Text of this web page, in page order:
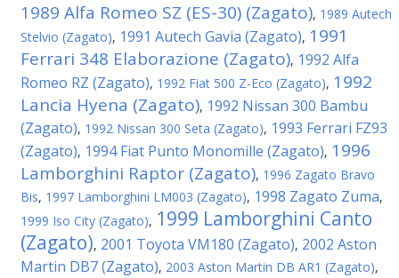
1989 Alfa Romeo SZ (ES-30) (Zagato), 1989 Autech
Stelvio (Zagato), 1991 Autech Gavia (Zagato), 1991
Ferrari 348 Elaborazione (Zagato), 1992 Alfa
Romeo RZ (Zagato), 1992 Fiat 500 Z-Eco (Zagato), 1992
Lancia Hyena (Zagato), 1992 Nissan 300 Bambu
(Zagato), 1992 Nissan 300 Seta (Zagato), 1993 Ferrari FZ93
(Zagato), 1994 Fiat Punto Monomille (Zagato), 1996
Lamborghini Raptor (Zagato), 1996 Zagato Bravo
Bis, 1997 Lamborghini LM003 (Zagato), 1998 Zagato Zuma,
1999 Iso City (Zagato), 1999 Lamborghini Canto
(Zagato), 2001 Toyota VM180 (Zagato), 2002 Aston
Martin DB7 (Zagato), 2003 Aston Martin DB AR1 (Zagato),